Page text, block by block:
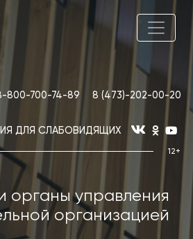
800-700-74-89
8 (473)-202-00-20
ДЛЯ СЛАБОВИДЯЩИХ
органы управления
организацией